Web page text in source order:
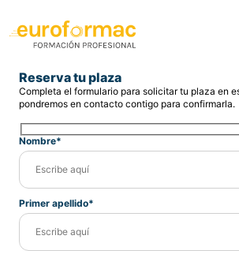
Reserva tu plaza
Completa el formulario para solicitar tu plaza en
pondremos en contacto contigo para confirmarla.
Nombre*
Primer apellido*